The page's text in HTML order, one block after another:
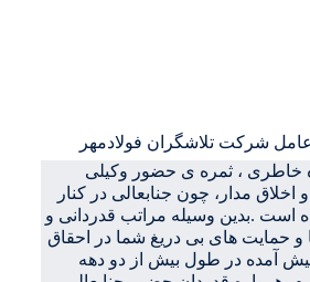
شرکت تلاشگران فولادمهر
خاطری ، ثمره ی حضور وکیلی
مدار، چون جنابعالی در کنار
است .بدین وسیله مراتب قدردانی و
و حمایت های بی دریغ شما در احقاق
آمده در طول بیش از دو دهه